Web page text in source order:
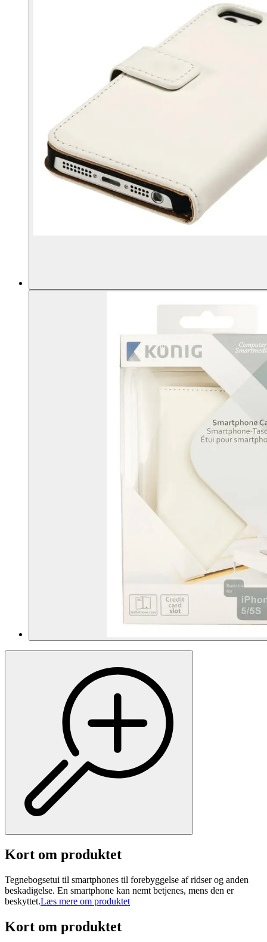
Kort om produktet
Tegnebogsetui til smartphones til forebyggelse af ridser og anden
beskadigelse. En smartphone kan nemt betjenes, mens den er
beskyttet.Læs mere om produktet
Kort om produktet